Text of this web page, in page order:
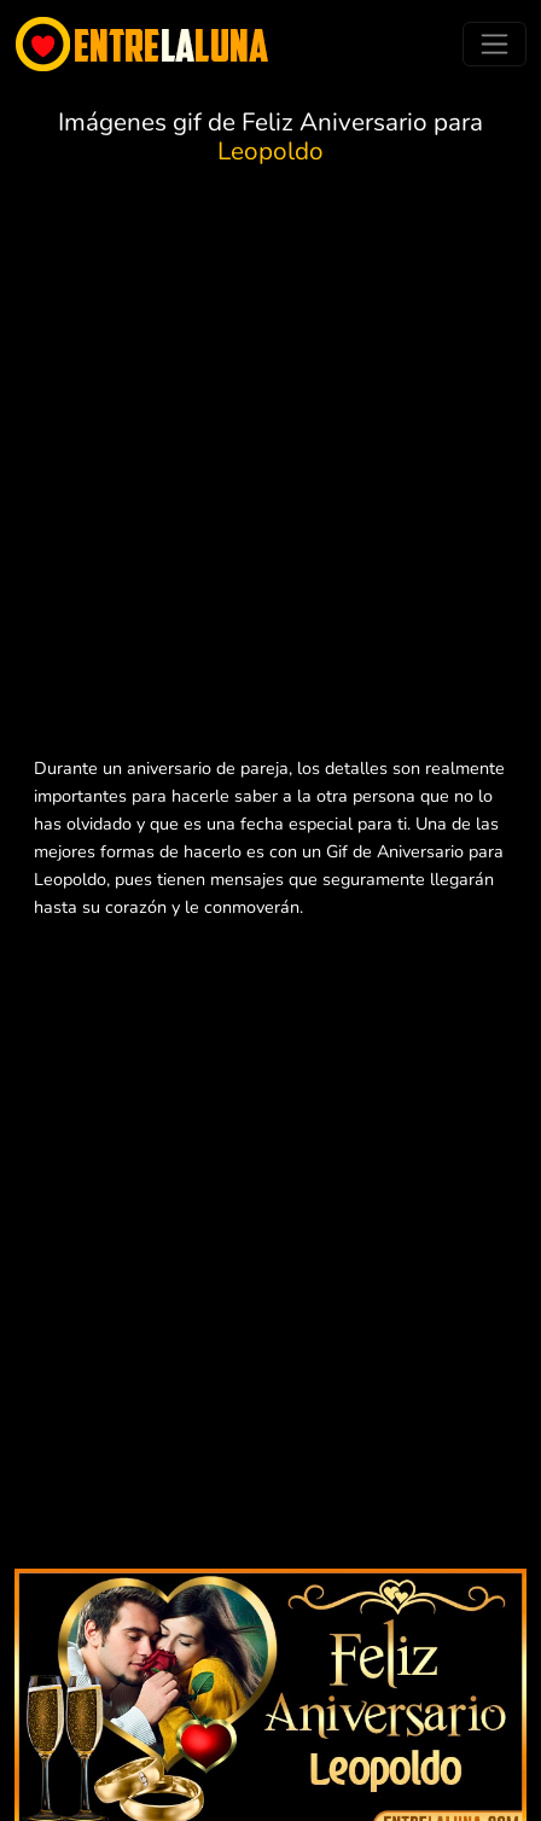
Imágenes gif de Feliz Aniversario para
Leopoldo
Durante un aniversario de pareja, los detalles son realmente
importantes para hacerle saber a la otra persona que no lo
has olvidado y que es una fecha especial para ti. Una de las
mejores formas de hacerlo es con un Gif de Aniversario para
Leopoldo, pues tienen mensajes que seguramente llegarán
hasta su corazón y le conmoverán.